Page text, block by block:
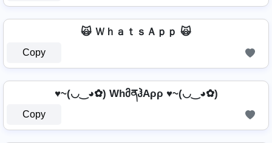
🙀 ＷｈａｔｓＡｐｐ 🙀
Copy
♥~(◡‿◕✿) WhმནჰAρρ ♥~(◡‿◕✿)
Copy